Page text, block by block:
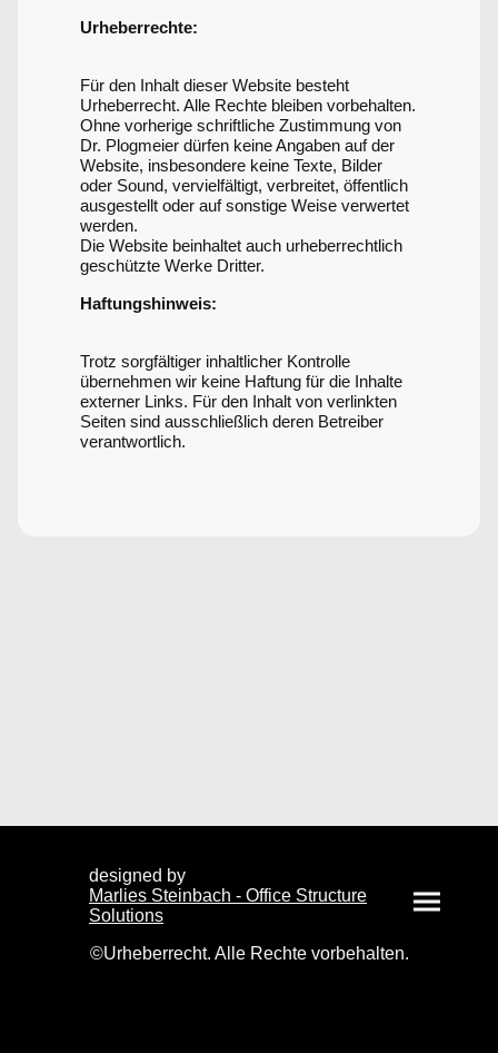
Urheberrechte:
Für den Inhalt dieser Website besteht
Urheberrecht. Alle Rechte bleiben vorbehalten.
Ohne vorherige schriftliche Zustimmung von
Dr. Plogmeier dürfen keine Angaben auf der
Website, insbesondere keine Texte, Bilder
oder Sound, vervielfältigt, verbreitet, öffentlich
ausgestellt oder auf sonstige Weise verwertet
werden.
Die Website beinhaltet auch urheberrechtlich
geschützte Werke Dritter.
Haftungshinweis:
Trotz sorgfältiger inhaltlicher Kontrolle
übernehmen wir keine Haftung für die Inhalte
externer Links. Für den Inhalt von verlinkten
Seiten sind ausschließlich deren Betreiber
verantwortlich.
designed by
Marlies Steinbach - Office Structure
Solutions
©Urheberrecht. Alle Rechte vorbehalten.